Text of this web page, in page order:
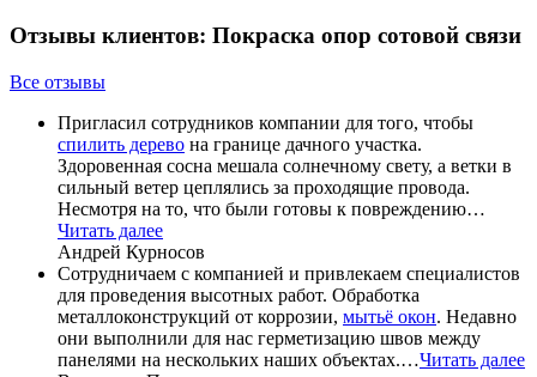
Отзывы клиентов: Покраска опор сотовой связи
Все отзывы
Пригласил сотрудников компании для того, чтобы
спилить дерево на границе дачного участка.
Здоровенная сосна мешала солнечному свету, а ветки в
сильный ветер цеплялись за проходящие провода.
Несмотря на то, что были готовы к повреждению…
Читать далее
Андрей Курносов
Сотрудничаем с компанией и привлекаем специалистов
для проведения высотных работ. Обработка
металлоконструкций от коррозии, мытьё окон. Недавно
они выполнили для нас герметизацию швов между
панелями на нескольких наших объектах.…Читать далее